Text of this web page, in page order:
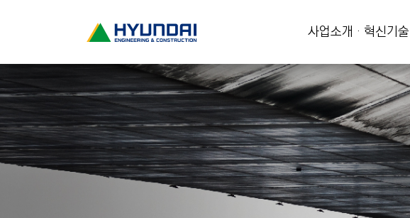
현
건
설
H
Y
U
사업소개 · 혁신기술